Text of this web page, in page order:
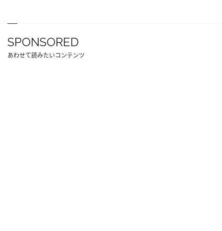
SPONSORED
あわせて読みたいコンテンツ